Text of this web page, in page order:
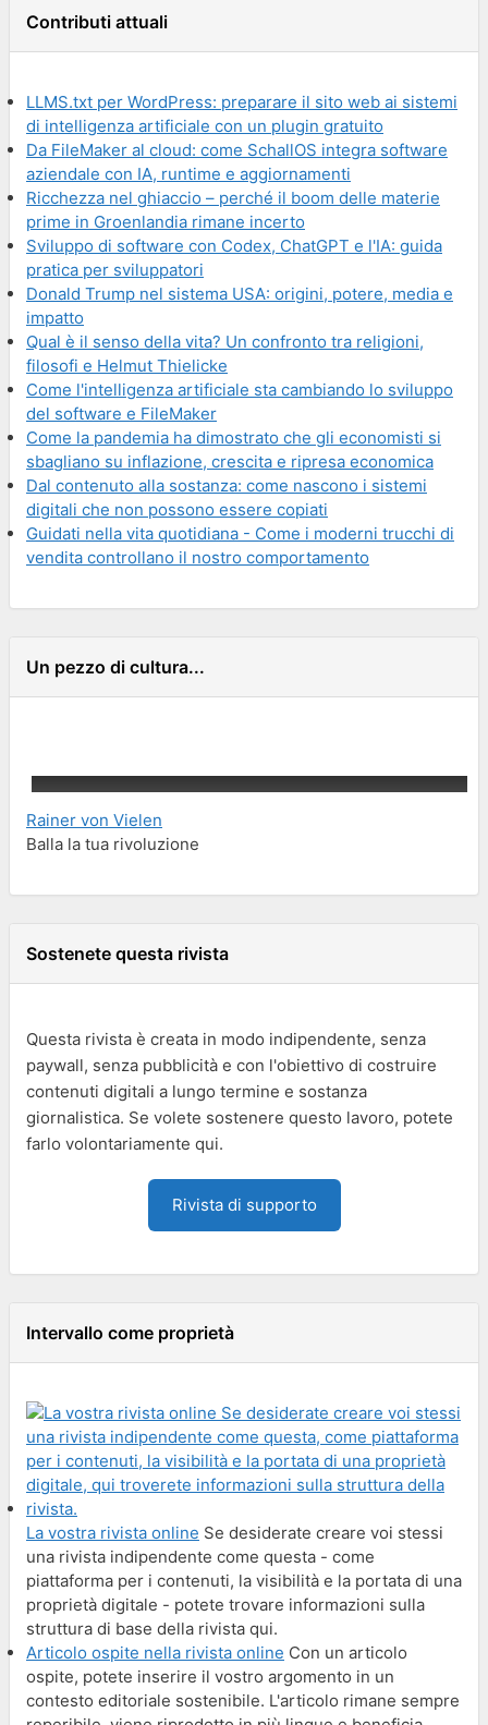
Contributi attuali
LLMS.txt per WordPress: preparare il sito web ai sistemi
di intelligenza artificiale con un plugin gratuito
Da FileMaker al cloud: come SchallOS integra software
aziendale con IA, runtime e aggiornamenti
Ricchezza nel ghiaccio – perché il boom delle materie
prime in Groenlandia rimane incerto
Sviluppo di software con Codex, ChatGPT e l'IA: guida
pratica per sviluppatori
Donald Trump nel sistema USA: origini, potere, media e
impatto
Qual è il senso della vita? Un confronto tra religioni,
filosofi e Helmut Thielicke
Come l'intelligenza artificiale sta cambiando lo sviluppo
del software e FileMaker
Come la pandemia ha dimostrato che gli economisti si
sbagliano su inflazione, crescita e ripresa economica
Dal contenuto alla sostanza: come nascono i sistemi
digitali che non possono essere copiati
Guidati nella vita quotidiana - Come i moderni trucchi di
vendita controllano il nostro comportamento
Un pezzo di cultura...
Rainer von Vielen
Balla la tua rivoluzione
Sostenete questa rivista
Questa rivista è creata in modo indipendente, senza
paywall, senza pubblicità e con l'obiettivo di costruire
contenuti digitali a lungo termine e sostanza
giornalistica. Se volete sostenere questo lavoro, potete
farlo volontariamente qui.
Rivista di supporto
Intervallo come proprietà
La vostra rivista online Se desiderate creare voi stessi
una rivista indipendente come questa - come
piattaforma per i contenuti, la visibilità e la portata di una
proprietà digitale - potete trovare informazioni sulla
struttura di base della rivista qui.
Articolo ospite nella rivista online Con un articolo
ospite, potete inserire il vostro argomento in un
contesto editoriale sostenibile. L'articolo rimane sempre